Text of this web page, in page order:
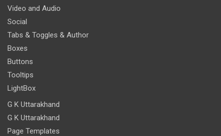
Video and Audio
Social
Tabs & Toggles & Author
Boxes
Buttons
Tooltips
LightBox
G K Uttarakhand
G K Uttarakhand
Page Templates